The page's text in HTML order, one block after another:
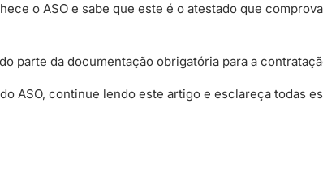
o ASO e sabe que este é o atestado que
parte da documentação obrigatória para a
ASO, continue lendo este artigo e esclareça todas